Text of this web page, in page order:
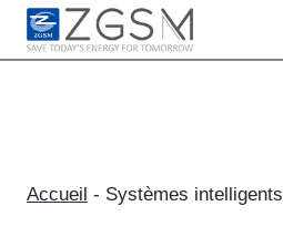
Skip
Accueil - Systèmes intelligents